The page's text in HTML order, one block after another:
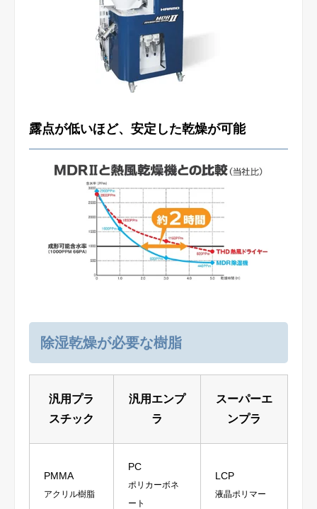
露点が低いほど、安定した乾燥が可能
除湿乾燥が必要な樹脂
汎用プラ
スチック
汎用エンプ
ラ
スーパーエ
ンプラ
PMMA
アクリル樹脂
PC
ポリカーボネ
ート
LCP
液晶ポリマー